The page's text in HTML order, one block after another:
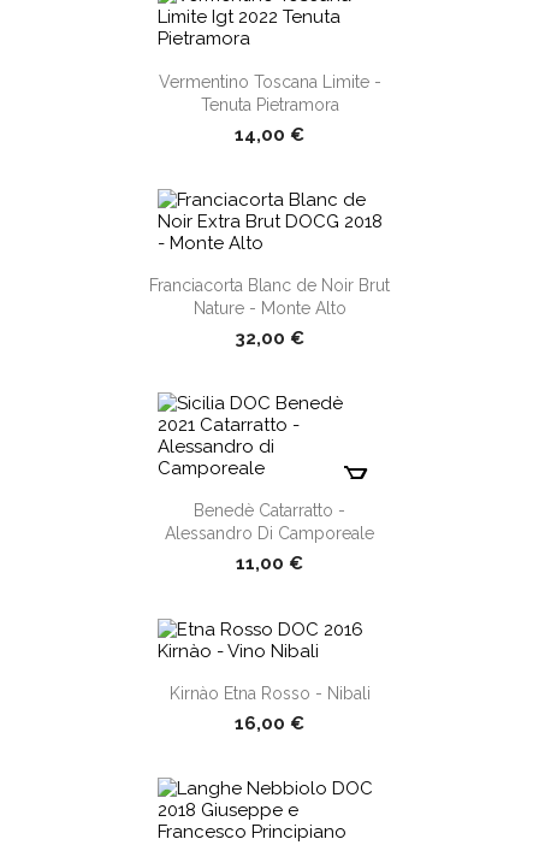
shopping_cart
Vermentino Toscana Limite -
Tenuta Pietramora
14,00 €
shopping_cart
Franciacorta Blanc de Noir Brut
Nature - Monte Alto
32,00 €
shopping_cart
Benedè Catarratto -
Alessandro Di Camporeale
11,00 €
shopping_cart
Kirnào Etna Rosso - Nibali
16,00 €